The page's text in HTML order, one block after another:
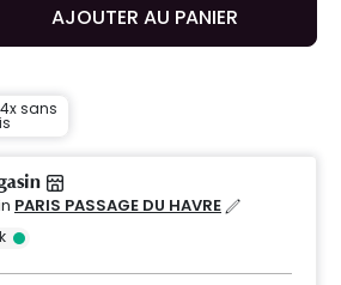
AJOUTER AU PANIER
sans
PARIS PASSAGE DU HAVRE